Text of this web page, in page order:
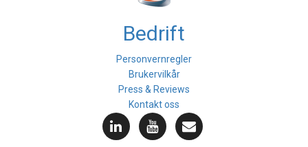
Bedrift
Personvernregler
Brukervilkår
Press & Reviews
Kontakt oss